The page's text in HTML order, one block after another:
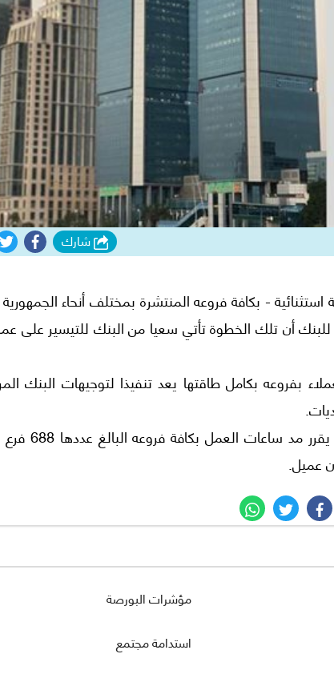
شارك
- بكافة فروعه المنتشرة بمختلف أنحاء
أن تلك الخطوة تأتي سعيا من البنك للتيسير على
بفروعه بكامل طاقتها يعد تنفيذا لتوجيهات البنك
يعد بذلك البنك الأهلي المصري هو البنك
مؤشرات البورصة
استدامة مجتمع